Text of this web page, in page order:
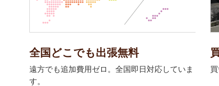
全国どこでも出張無料
遠方でも追加費用ゼロ。全国即日対応していま
す。